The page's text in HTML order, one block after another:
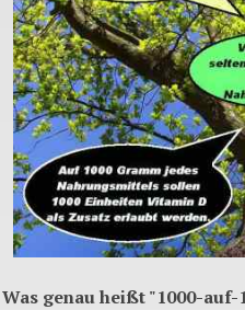
Was genau heißt "1000-auf-